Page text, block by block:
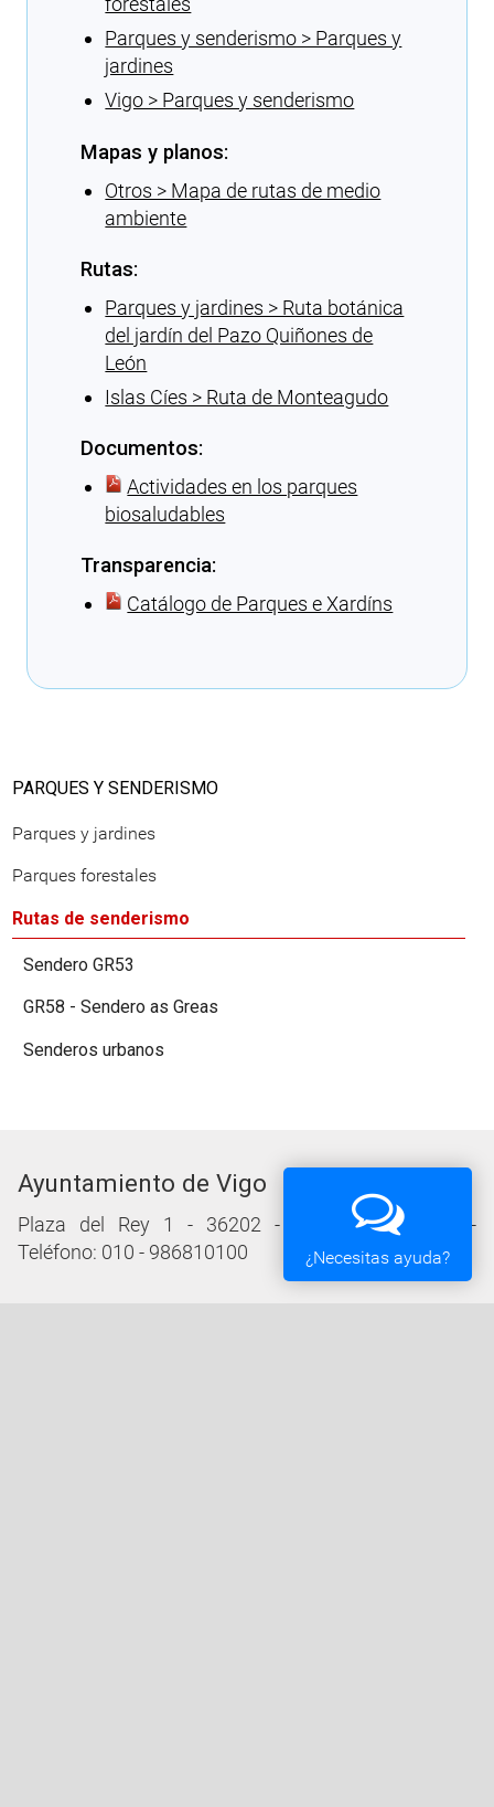
Parques y senderismo > Parques y
jardines
Vigo > Parques y senderismo
Mapas y planos:
Otros > Mapa de rutas de medio
ambiente
Rutas:
Parques y jardines > Ruta botánica
del jardín del Pazo Quiñones de
León
Islas Cíes > Ruta de Monteagudo
Documentos:
Actividades en los parques
biosaludables
Transparencia:
Catálogo de Parques e Xardíns
PARQUES Y SENDERISMO
Parques y jardines
Parques forestales
Rutas de senderismo
Sendero GR53
GR58 - Sendero as Greas
Senderos urbanos
Ayuntamiento de Vigo
Plaza del Rey 1 - 36202 - Vigo (Pontevedra) -
Teléfono: 010 - 986810100
¿Necesitas ayuda?